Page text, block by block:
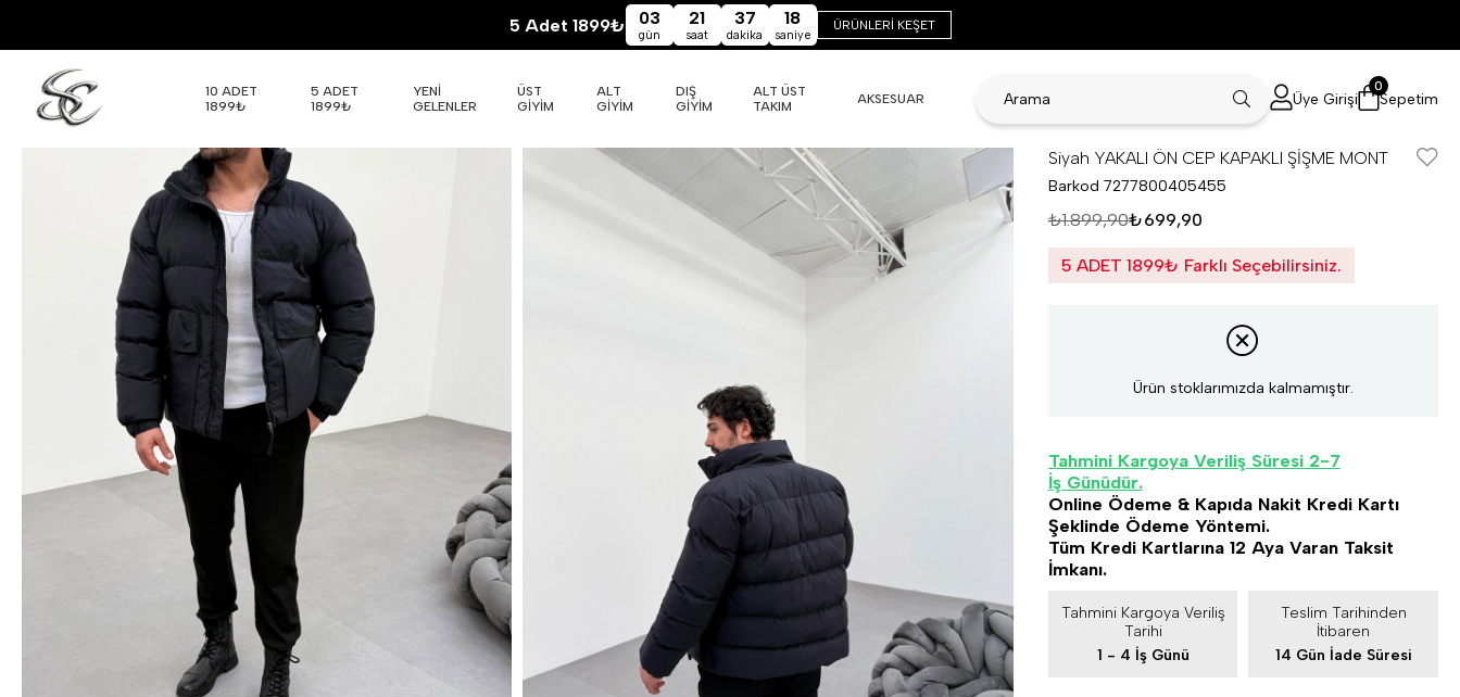
5 Adet 1899₺ 03
gün
21
saat
37
dakika
17
saniye
ÜRÜNLERİ KEŞET
10 ADET
1899₺
5 ADET
1899₺
YENİ
GELENLER
ÜST
GİYİM
ALT
GİYİM
DIŞ
GİYİM
ALT ÜST
TAKIM
AKSESUAR Üye Girişi Sepetim
0
Siyah YAKALI ÖN CEP KAPAKLI ŞİŞME MONT
Barkod 7277800405455
₺1.899,90₺699,90
5 ADET 1899₺ Farklı Seçebilirsiniz.
Ürün stoklarımızda kalmamıştır.
Tahmini Kargoya Veriliş Süresi 2-7
İş Günüdür.
Online Ödeme & Kapıda Nakit Kredi Kartı
Şeklinde Ödeme Yöntemi.
Tüm Kredi Kartlarına 12 Aya Varan Taksit
İmkanı.
Tahmini Kargoya Veriliş
Tarihi
1 - 4 İş Günü
Teslim Tarihinden
İtibaren
14 Gün İade Süresi